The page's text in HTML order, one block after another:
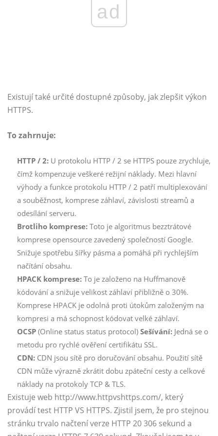
ad
Existují také určité dostupné způsoby, jak zlepšit výkon
HTTPS.
To zahrnuje:
HTTP / 2: U protokolu HTTP / 2 se HTTPS pouze zrychluje,
čímž kompenzuje veškeré režijní náklady. Mezi hlavní
výhody a funkce protokolu HTTP / 2 patří multiplexování
a souběžnost, komprese záhlaví, závislosti streamů a
odesílání serveru.
Brotliho komprese: Toto je algoritmus bezztrátové
komprese opensource zavedený společností Google.
Snižuje spotřebu šířky pásma a pomáhá při rychlejším
načítání obsahu.
HPACK komprese: To je založeno na Huffmanově
kódování a snižuje velikost záhlaví přibližně o 30%.
Komprese HPACK je odolná proti útokům založeným na
kompresi a má schopnost kódovat velké záhlaví.
OCSP (Online status status protocol) Sešívání: Jedná se o
metodu pro rychlé ověření certifikátu SSL.
CDN: CDN jsou sítě pro doručování obsahu. Použití sítě
CDN může výrazně zkrátit dobu zpáteční cesty a celkové
náklady na protokoly TCP & TLS.
Existuje web http://www.httpvshttps.com/, který
provádí test HTTP VS HTTPS. Zjistil jsem, že pro stejnou
stránku trvalo načtení verze HTTP 20 306 sekund a